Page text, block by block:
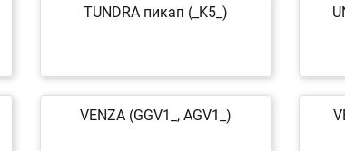
TUNDRA пикап (_K5_)
VENZA (GGV1_, AGV1_)